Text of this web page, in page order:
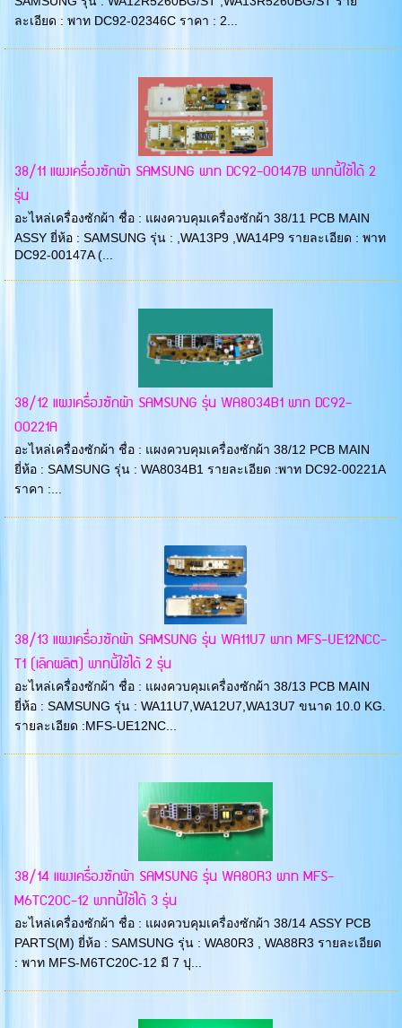
ละเอียด : พาท DC92-02346C ราคา : 2...
38/11 แผงเครื่องซักผ้า SAMSUNG พาท DC92-00147B พาทนี้ใช้ได้ 2
รุ่น
อะไหล่เครื่องซักผ้า ชื่อ : แผงควบคุมเครื่องซักผ้า 38/11 PCB MAIN
ASSY ยี่ห้อ : SAMSUNG รุ่น : ,WA13P9 ,WA14P9 รายละเอียด : พาท
DC92-00147A (...
38/12 แผงเครื่องซักผ้า SAMSUNG รุ่น WA8034B1 พาท DC92-
00221A
อะไหล่เครื่องซักผ้า ชื่อ : แผงควบคุมเครื่องซักผ้า 38/12 PCB MAIN
ยี่ห้อ : SAMSUNG รุ่น : WA8034B1 รายละเอียด :พาท DC92-00221A
ราคา :...
38/13 แผงเครื่องซักผ้า SAMSUNG รุ่น WA11U7 พาท MFS-UE12NCC-
T1 (เลิกผลิต) พาทนี้ใช้ได้ 2 รุ่น
อะไหล่เครื่องซักผ้า ชื่อ : แผงควบคุมเครื่องซักผ้า 38/13 PCB MAIN
ยี่ห้อ : SAMSUNG รุ่น : WA11U7,WA12U7,WA13U7 ขนาด 10.0 KG.
รายละเอียด :MFS-UE12NC...
38/14 แผงเครื่องซักผ้า SAMSUNG รุ่น WA80R3 พาท MFS-
M6TC20C-12 พาทนี้ใช้ได้ 3 รุ่น
อะไหล่เครื่องซักผ้า ชื่อ : แผงควบคุมเครื่องซักผ้า 38/14 ASSY PCB
PARTS(M) ยี่ห้อ : SAMSUNG รุ่น : WA80R3 , WA88R3 รายละเอียด
: พาท MFS-M6TC20C-12 มี 7 ปุ...